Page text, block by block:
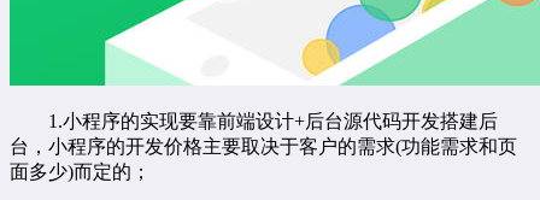
1.小程序的实现要靠前端设计+后台源代码开发搭建后
台，小程序的开发价格主要取决于客户的需求(功能需求和页
面多少)而定的；